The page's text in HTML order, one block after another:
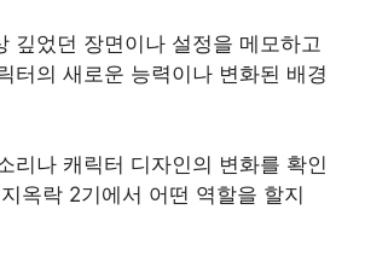
깊었던 장면이나 설정을 메모하고
터의 새로운 능력이나 변화된 배경
리나 캐릭터 디자인의 변화를 확인
옥락 2기에서 어떤 역할을 할지